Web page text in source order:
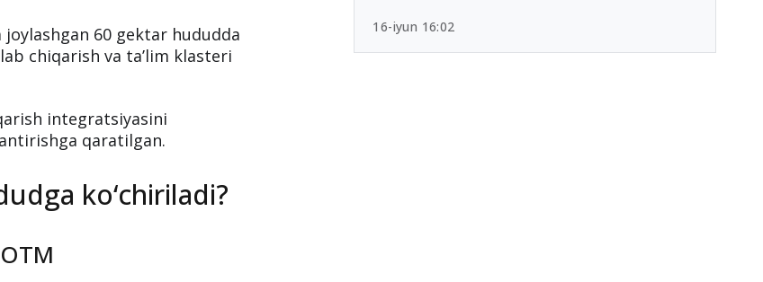
klasteri
chiqarish va ta’lim klasteri
integratsiyasini
qaratilgan.
16-iyun 16:02